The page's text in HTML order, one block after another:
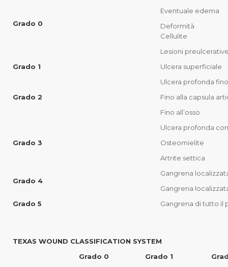
Grado 0
Eventuale edema
Deformità
Cellulite
Lesioni
Grado 1
Ulcera superficiale
Grado 2
Ulcera profonda
Fino alla capsula
Fino all’osso
Grado 3
Ulcera profonda
Osteomielite
Artrite settica
Grado 4
Gangrena
Gangrena
Grado 5
Gangrena di tutto il
TEXAS WOUND CLASSIFICATION SYSTEM
Grado 0
Grado 1